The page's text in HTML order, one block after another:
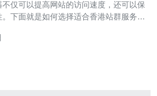
不仅可以提高网站的访问速度，还可以保
。下面就是如何选择适合香港站群服务器
服务器的配置。如果是小型网站，可以